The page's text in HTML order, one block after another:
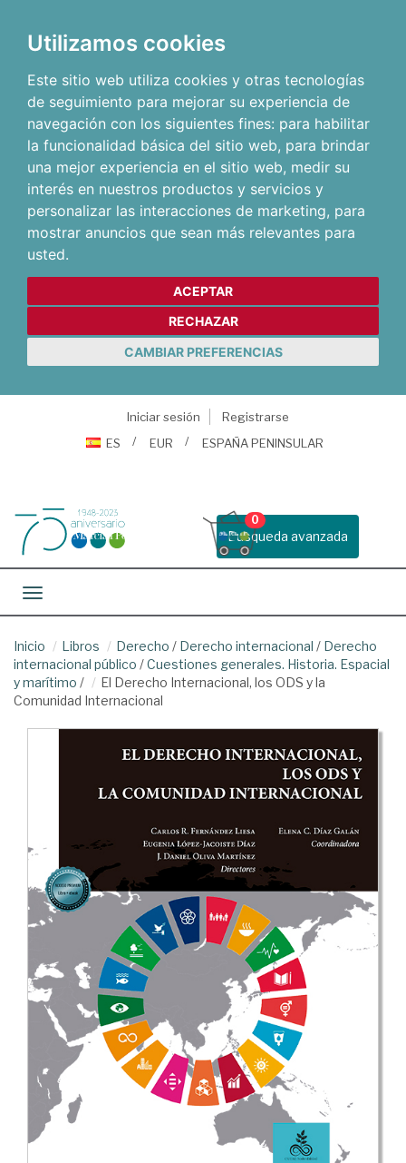
Utilizamos cookies
Este sitio web utiliza cookies y otras tecnologías
de seguimiento para mejorar su experiencia de
navegación con los siguientes fines: para habilitar
la funcionalidad básica del sitio web, para brindar
una mejor experiencia en el sitio web, medir su
interés en nuestros productos y servicios y
personalizar las interacciones de marketing, para
mostrar anuncios que sean más relevantes para
usted.
ACEPTAR
RECHAZAR
CAMBIAR PREFERENCIAS
Iniciar sesión
Registrarse
ES
EUR ESPAÑA PENINSULAR
Busqueda avanzada
0
Toggle navigation
Inicio Libros Derecho / Derecho internacional / Derecho
internacional público /Cuestiones generales. Historia. Espacial
y marítimo /
El Derecho Internacional, los ODS y la
Comunidad Internacional